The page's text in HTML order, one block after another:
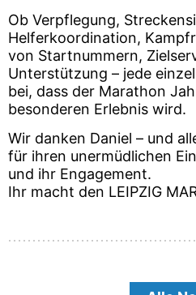
Ob Verpflegung,
Helferkoordination,
von Startnummern,
Unterstützung – jede
bei, dass der Marathon
besonderen Erlebnis wird.
Wir danken Daniel – und
für ihren unermüdlichen
und ihr Engagement.
Ihr macht den LEIPZIG